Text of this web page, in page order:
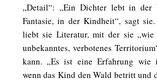
„Detail“: „Ein Dichter lebt in der
Fantasie, in der Kindheit“, sagt
liebt sie Literatur, mit der sie „wie
unbekanntes, verbotenes
kann. „Es ist eine Erfahrung wie
wenn das Kind den Wald betritt und